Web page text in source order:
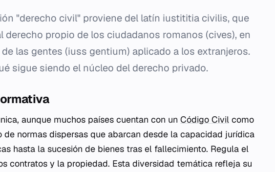
"derecho civil" proviene del latín iustititia civilis, que
derecho propio de los ciudadanos romanos (cives), en
las gentes (iuss gentium) aplicado a los extranjeros.
sigue siendo el núcleo del derecho privado.
aunque muchos países cuentan con un Código Civil como
de normas dispersas que abarcan desde la capacidad jurídica
hasta la sucesión de bienes tras el fallecimiento. Regula el
contratos y la propiedad. Esta diversidad temática refleja su